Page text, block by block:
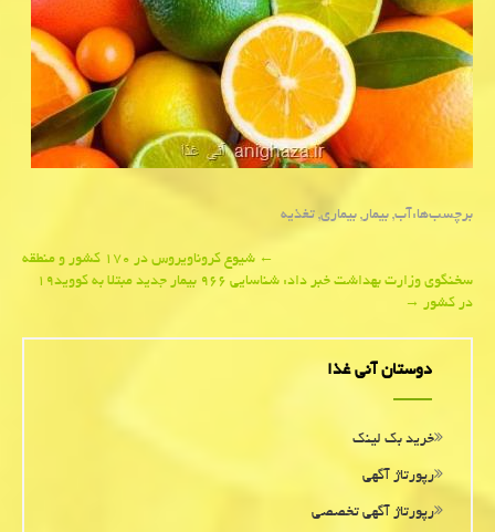
برچسب‌ها:آب,بیمار,بیماری,تغذیه
navigation
←شیوع كروناویروس در ۱۷۰ كشور و منطقه
سخنگوی وزارت بهداشت خبر داد: شناسایی ۹۶۶ بیمار جدید مبتلا به كووید۱۹
در كشور→
دوستان آنی غذا
خرید بک لینک
رپورتاژ آگهی
رپورتاژ آگهی تخصصی